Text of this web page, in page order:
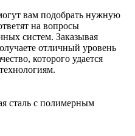
вам подобрать нужную
на вопросы
систем. Заказывая
отличный уровень
которого удается
сталь с полимерным